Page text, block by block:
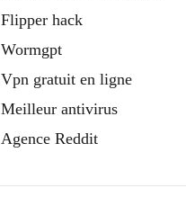
Flipper hack
Wormgpt
Vpn gratuit en ligne
Meilleur antivirus
Agence Reddit